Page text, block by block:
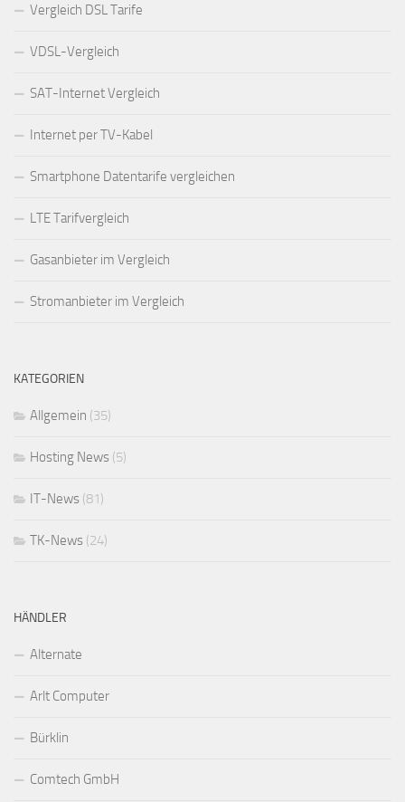
Vergleich DSL Tarife
VDSL-Vergleich
SAT-Internet Vergleich
Internet per TV-Kabel
Smartphone Datentarife vergleichen
LTE Tarifvergleich
Gasanbieter im Vergleich
Stromanbieter im Vergleich
KATEGORIEN
Allgemein (35)
Hosting News (5)
IT-News (81)
TK-News (24)
HÄNDLER
Alternate
Arlt Computer
Bürklin
Comtech GmbH